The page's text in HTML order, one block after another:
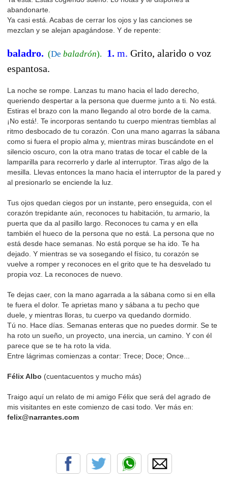
abandonarte.
Ya casi está. Acabas de cerrar los ojos y las canciones se
mezclan y se alejan apagándose. Y de repente:
baladro. (De baladrón). 1. m. Grito, alarido o voz
espantosa.
La noche se rompe. Lanzas tu mano hacia el lado derecho,
queriendo despertar a la persona que duerme junto a ti. No está.
Estiras el brazo con la mano llegando al otro borde de la cama.
¡No está!. Te incorporas sentando tu cuerpo mientras tiemblas al
ritmo desbocado de tu corazón. Con una mano agarras la sábana
como si fuera el propio alma y, mientras miras buscándote en el
silencio oscuro, con la otra mano tratas de tocar el cable de la
lamparilla para recorrerlo y darle al interruptor. Tiras algo de la
mesilla. Llevas entonces la mano hacia el interruptor de la pared y
al presionarlo se enciende la luz.
Tus ojos quedan ciegos por un instante, pero enseguida, con el
corazón trepidante aún, reconoces tu habitación, tu armario, la
puerta que da al pasillo largo. Reconoces tu cama y en ella
también el hueco de la persona que no está. La persona que no
está desde hace semanas. No está porque se ha ido. Te ha
dejado. Y mientras se va sosegando el físico, tu corazón se
vuelve a romper y reconoces en el grito que te ha desvelado tu
propia voz. La reconoces de nuevo.
Te dejas caer, con la mano agarrada a la sábana como si en ella
te fuera el dolor. Te aprietas mano y sábana a tu pecho que
duele, y mientras lloras, tu cuerpo va quedando dormido.
Tú no. Hace días. Semanas enteras que no puedes dormir. Se te
ha roto un sueño, un proyecto, una inercia, un camino. Y con él
parece que se te ha roto la vida.
Entre lágrimas comienzas a contar: Trece; Doce; Once...
Félix Albo (cuentacuentos y mucho más)
Traigo aquí un relato de mi amigo Félix que será del agrado de
mis visitantes en este comienzo de casi todo. Ver más en:
felix@narrantes.com